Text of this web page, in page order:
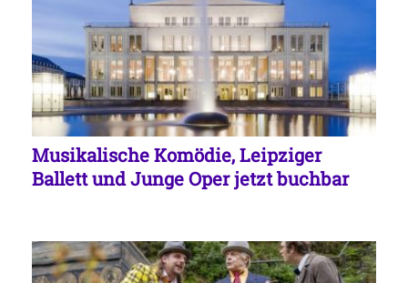
Musikalische Komödie, Leipziger
Ballett und Junge Oper jetzt buchbar